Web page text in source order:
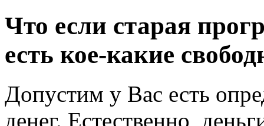
Что если старая
есть кое-какие
Допустим у Вас есть
денег. Естественно,